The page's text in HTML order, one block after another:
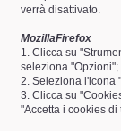
verrà disattivato.
MozillaFirefox
1. Clicca su
seleziona "Opzioni";
2. Seleziona l'icona
3. Clicca su
"Accetta i cookies di